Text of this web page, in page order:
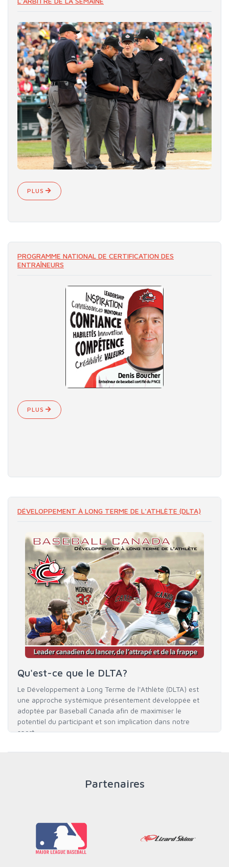
PLUS
PROGRAMME NATIONAL DE CERTIFICATION DES
ENTRAÎNEURS
PLUS
DÉVELOPPEMENT À LONG TERME DE L'ATHLÈTE (DLTA)
Qu'est-ce que le DLTA?
Le Développement à Long Terme de l'Athlète (DLTA) est
une approche systémique présentement développée et
adoptée par Baseball Canada afin de maximiser le
potentiel du participant et son implication dans notre
sport.
Partenaires